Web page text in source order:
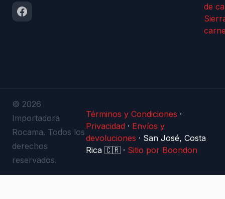
de
© 2026
Importadora
Rocama. Todos los
derechos
reservados.
Términos y Condiciones ·
Privacidad · Envíos y
devoluciones · San José, Costa
Rica 🇨🇷 · Sitio por Boondon